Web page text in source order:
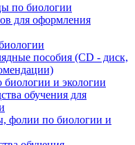
по биологии
для оформления
пособия (CD - диск,
и экологии
обучения для
фолии по биологии и